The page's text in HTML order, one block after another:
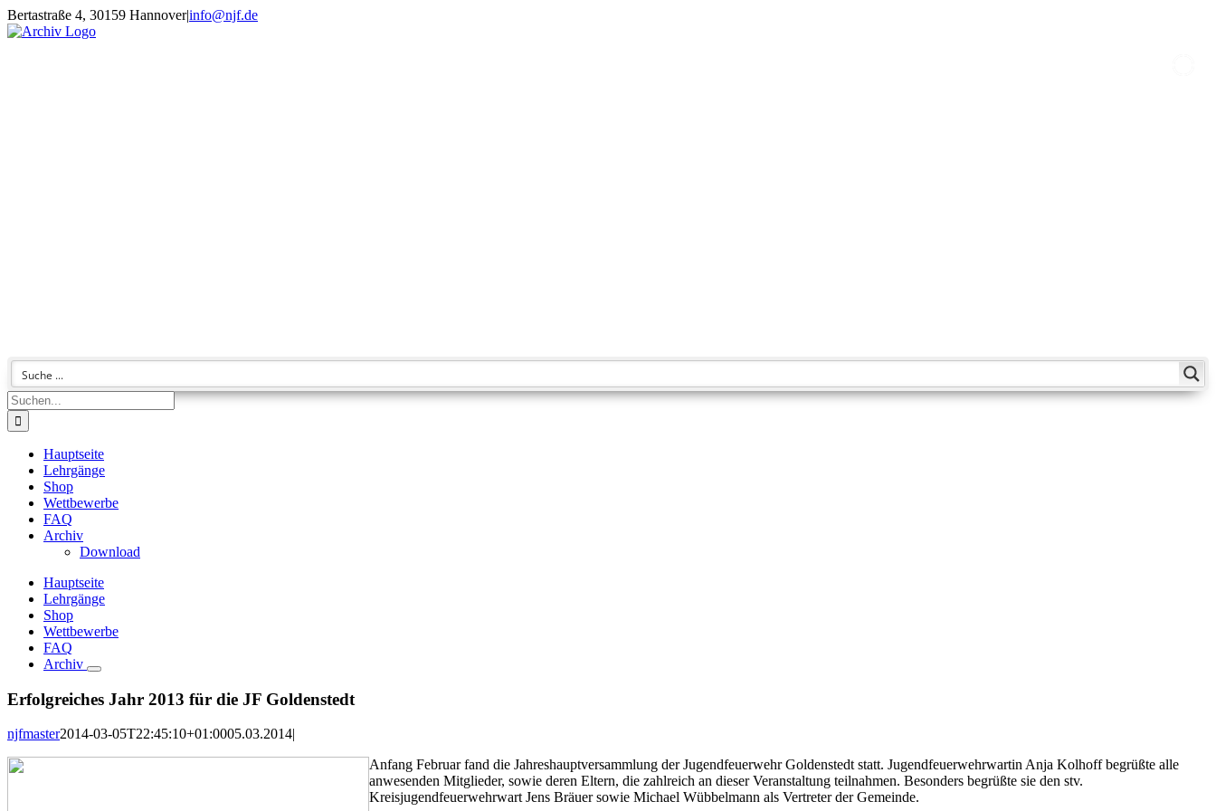
Zum
Inhalt
Bertastraße 4, 30159 Hannover|info@njf.de
Facebook
Instagram
YouTube
E-
Suche
nach:
Hauptseite
Lehrgänge
Shop
Wettbewerbe
FAQ
Archiv
Download
Hauptseite
Lehrgänge
Shop
Wettbewerbe
FAQ
Archiv
Erfolgreiches Jahr 2013 für die JF Goldenstedt
njfmaster2014-03-05T22:45:10+01:0005.03.2014|
Anfang Februar fand die Jahreshauptversammlung der Jugendfeuerwehr Goldenstedt statt. Jugendfeuerwehrwartin Anja Kolhoff begrüßte alle
anwesenden Mitglieder, sowie deren Eltern, die zahlreich an dieser Veranstaltung teilnahmen. Besonders begrüßte sie den stv.
Kreisjugendfeuerwehrwart Jens Bräuer sowie Michael Wübbelmann als Vertreter der Gemeinde.